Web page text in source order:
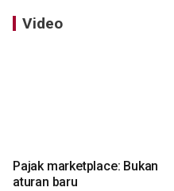
Video
Pajak marketplace: Bukan
aturan baru